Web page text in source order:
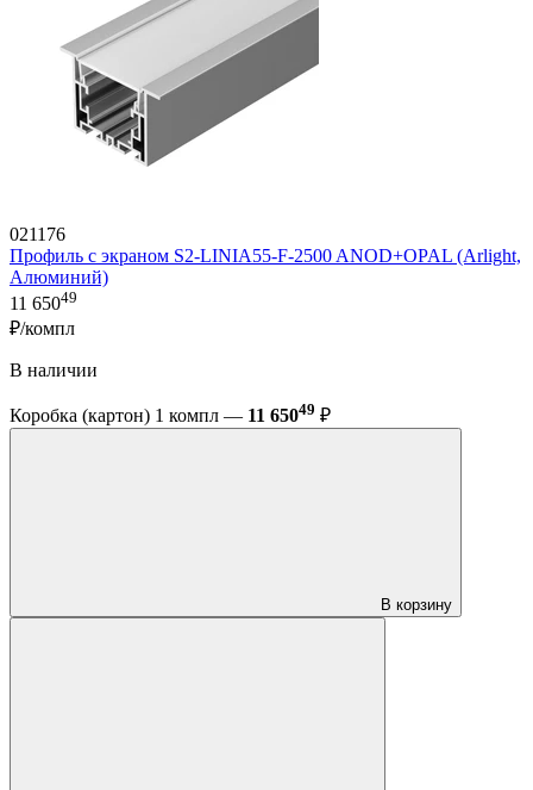
021176
Профиль с экраном S2-LINIA55-F-2500 ANOD+OPAL (Arlight,
Алюминий)
11 65049
₽/компл
В наличии
Коробка (картон) 1 компл — 11 65049 ₽
В корзину